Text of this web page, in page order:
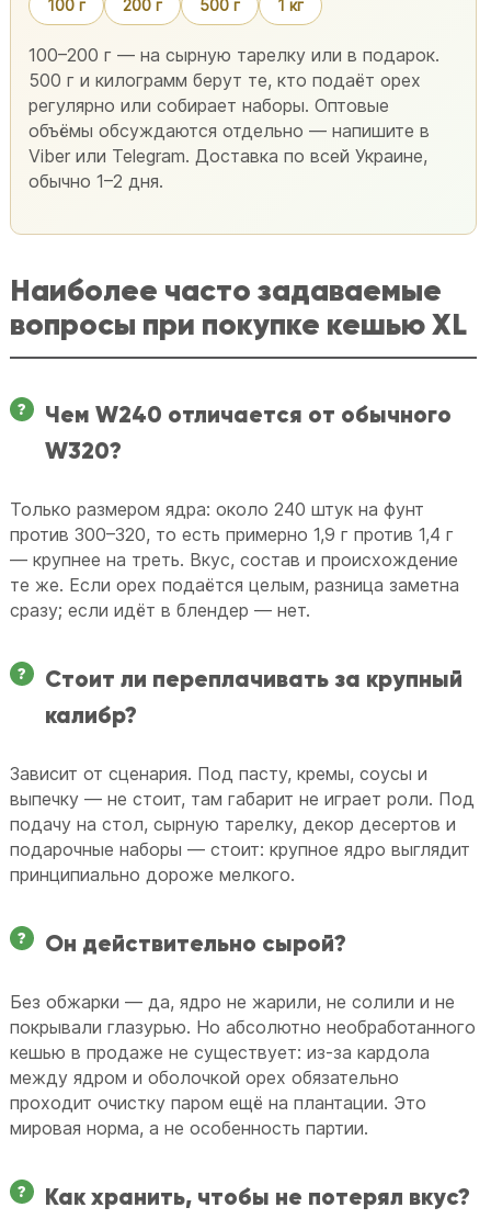
100 г 200 г 500 г 1 кг
100–200 г — на сырную тарелку или в подарок.
500 г и килограмм берут те, кто подаёт орех
регулярно или собирает наборы. Оптовые
объёмы обсуждаются отдельно — напишите в
Viber или Telegram. Доставка по всей Украине,
обычно 1–2 дня.
Наиболее часто задаваемые
вопросы при покупке кешью XL
Чем W240 отличается от обычного
W320?
Только размером ядра: около 240 штук на фунт
против 300–320, то есть примерно 1,9 г против 1,4 г
— крупнее на треть. Вкус, состав и происхождение
те же. Если орех подаётся целым, разница заметна
сразу; если идёт в блендер — нет.
Стоит ли переплачивать за крупный
калибр?
Зависит от сценария. Под пасту, кремы, соусы и
выпечку — не стоит, там габарит не играет роли. Под
подачу на стол, сырную тарелку, декор десертов и
подарочные наборы — стоит: крупное ядро выглядит
принципиально дороже мелкого.
Он действительно сырой?
Без обжарки — да, ядро не жарили, не солили и не
покрывали глазурью. Но абсолютно необработанного
кешью в продаже не существует: из-за кардола
между ядром и оболочкой орех обязательно
проходит очистку паром ещё на плантации. Это
мировая норма, а не особенность партии.
Как хранить, чтобы не потерял вкус?